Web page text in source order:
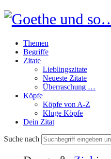
Goethe
und
so…
Themen
Begriffe
Zitate
Lieblingszitate
Neueste Zitate
Überraschung …
Köpfe
Köpfe von A-Z
Kluge Köpfe
Dein Zitat
Suche nach